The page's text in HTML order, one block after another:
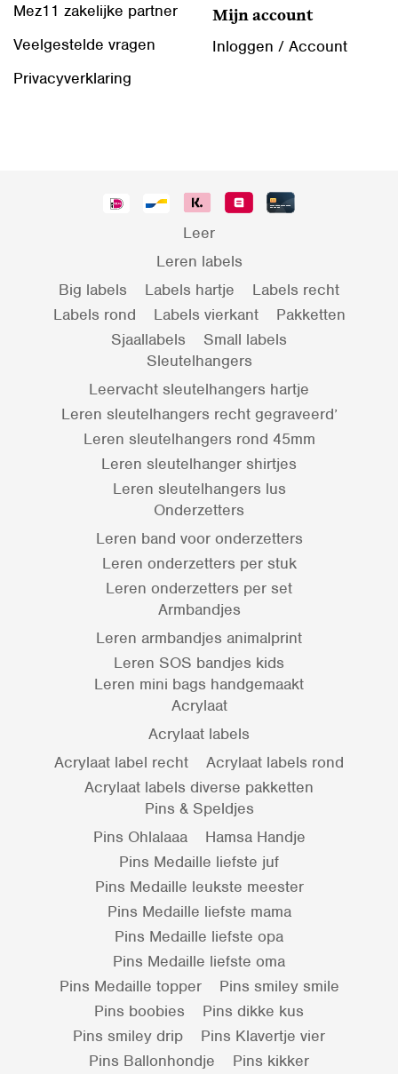
Mez11 zakelijke partner
Veelgestelde vragen
Privacyverklaring
Mijn account
Inloggen / Account
Leer
Leren labels
Big labels
Labels hartje
Labels recht
Labels rond
Labels vierkant
Pakketten
Sjaallabels
Small labels
Sleutelhangers
Leervacht sleutelhangers hartje
Leren sleutelhangers recht gegraveerd’
Leren sleutelhangers rond 45mm
Leren sleutelhanger shirtjes
Leren sleutelhangers lus
Onderzetters
Leren band voor onderzetters
Leren onderzetters per stuk
Leren onderzetters per set
Armbandjes
Leren armbandjes animalprint
Leren SOS bandjes kids
Leren mini bags handgemaakt
Acrylaat
Acrylaat labels
Acrylaat label recht
Acrylaat labels rond
Acrylaat labels diverse pakketten
Pins & Speldjes
Pins Ohlalaaa
Hamsa Handje
Pins Medaille liefste juf
Pins Medaille leukste meester
Pins Medaille liefste mama
Pins Medaille liefste opa
Pins Medaille liefste oma
Pins Medaille topper
Pins smiley smile
Pins boobies
Pins dikke kus
Pins smiley drip
Pins Klavertje vier
Pins Ballonhondje
Pins kikker